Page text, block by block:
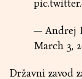
— Andrej
March 3,
Državni zavod